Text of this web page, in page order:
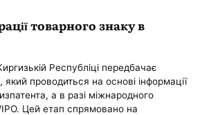
товарного знаку в
Республіці передбачає
який проводиться на основі інформації
а в разі міжнародного
Цей етап спрямовано на